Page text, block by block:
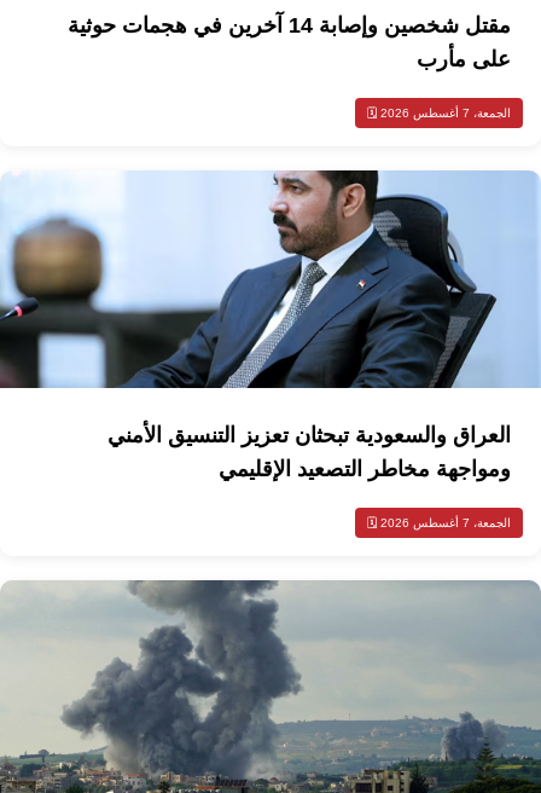
مقتل شخصين وإصابة 14 آخرين في هجمات حوثية
على مأرب
الجمعة، 7 أغسطس 2026 🗓️
العراق والسعودية تبحثان تعزيز التنسيق الأمني
ومواجهة مخاطر التصعيد الإقليمي
الجمعة، 7 أغسطس 2026 🗓️